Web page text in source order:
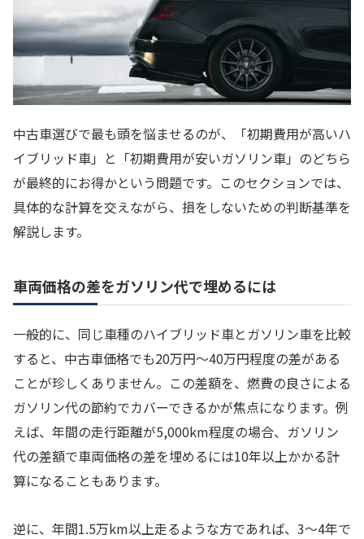
中古車選びで最も頭を悩ませるのが、「初期費用が高いハ
イブリッド車」と「初期費用が安いガソリン車」のどちら
が最終的にお得かという問題です。このセクションでは、
具体的な計算を交えながら、損をしないための判断基準を
解説します。
車両価格の差をガソリン代で埋めるには
一般的に、同じ車種のハイブリッド車とガソリン車を比較
すると、中古車価格でも20万円〜40万円程度の差がある
ことが珍しくありません。この差額を、燃費の良さによる
ガソリン代の節約でカバーできるかが焦点になります。例
えば、年間の走行距離が5,000km程度の場合、ガソリン
代の差額で車両価格の差を埋めるには10年以上かかる計
算になることもあります。
逆に、年間1.5万km以上走るような方であれば、3〜4年で